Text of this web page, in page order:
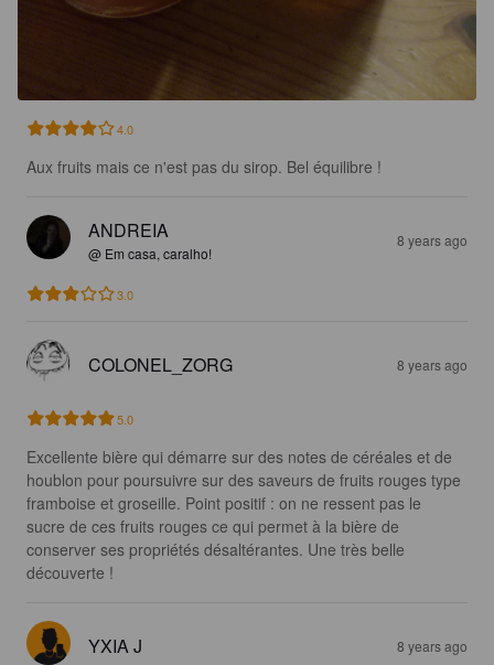
4.0
Aux fruits mais ce n'est pas du sirop. Bel équilibre !
ANDREIA
@ Em casa, caralho!
8 years ago
3.0
COLONEL_ZORG 8 years ago
5.0
Excellente bière qui démarre sur des notes de céréales et de
houblon pour poursuivre sur des saveurs de fruits rouges type
framboise et groseille. Point positif : on ne ressent pas le
sucre de ces fruits rouges ce qui permet à la bière de
conserver ses propriétés désaltérantes. Une très belle
découverte !
YXIA J 8 years ago